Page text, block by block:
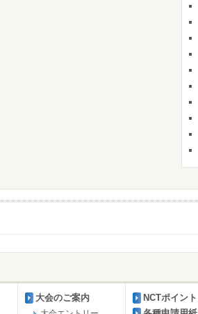
大会のご案内
NCTポイント